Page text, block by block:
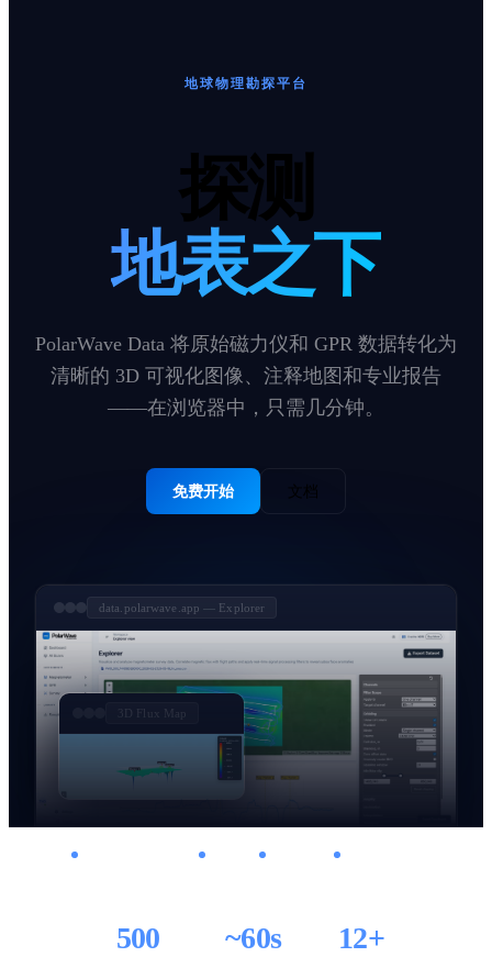
地球物理勘探平台
探测
地表之下
PolarWave Data 将原始磁力仪和 GPR 数据转化为
清晰的 3D 可视化图像、注释地图和专业报告
——在浏览器中，只需几分钟。
免费开始 文档
data.polarwave.app — Explorer
3D Flux Map
在任何浏览器中运行 无需安装 数据完全私密
500 ~60s 12+